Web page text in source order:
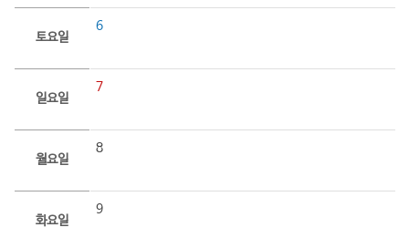
토요일
6
일요일
7
월요일
8
화요일
9